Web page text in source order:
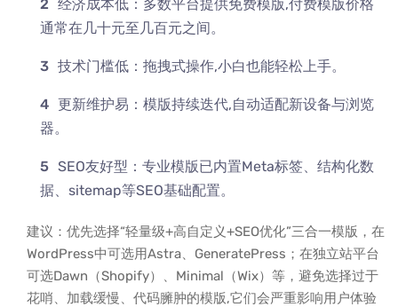
经济成本低：多数平台提供免费模版,付费模版价格
通常在几十元至几百元之间。
技术门槛低：拖拽式操作,小白也能轻松上手。
更新维护易：模版持续迭代,自动适配新设备与浏览
器。
SEO友好型：专业模版已内置Meta标签、结构化数
据、sitemap等SEO基础配置。
建议：优先选择“轻量级+高自定义+SEO优化”三合一模版，在
WordPress中可选用Astra、GeneratePress；在独立站平台
可选Dawn（Shopify）、Minimal（Wix）等，避免选择过于
花哨、加载缓慢、代码臃肿的模版,它们会严重影响用户体验